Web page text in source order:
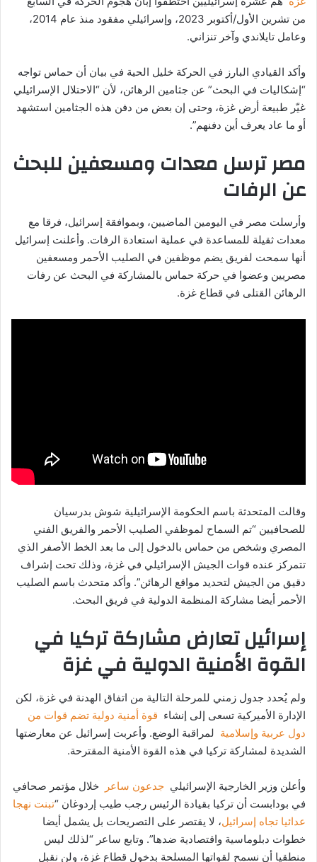
من تشرين الأول/أكتوبر 2023، وإسرائيلي مفقود منذ عام 2014،
وعامل تايلاندي وآخر تنزاني.
وأكد القيادي البارز في الحركة خليل الحية في بيان أن حماس تواجه
“إشكاليات في البحث” عن جثامين الرهائن، لأن “الاحتلال الإسرائيلي
غيّر طبيعة أرض غزة، وحتى إن بعض من دفن هذه الجثامين استشهد
أو ما عاد يعرف أين دفنهم”.
مصر ترسل معدات ومسعفين للبحث
عن الرفات
وأرسلت مصر في اليومين الماضيين، وبموافقة إسرائيل، فرقا مع
معدات ثقيلة للمساعدة في عملية استعادة الرفات. وأعلنت إسرائيل
أنها سمحت لفريق يضم موظفين في الصليب الأحمر ومسعفين
مصريين وعضوا في حركة حماس بالمشاركة في البحث عن رفات
الرهائن القتلى في قطاع غزة.
وقالت المتحدثة باسم الحكومة الإسرائيلية شوش بدرسيان
للصحافيين “تم السماح لموظفي الصليب الأحمر والفريق الفني
المصري وشخص من حماس بالدخول إلى ما بعد الخط الأصفر الذي
تتمركز عنده قوات الجيش الإسرائيلي في غزة، وذلك تحت إشراف
دقيق من الجيش لتحديد مواقع الرهائن”. وأكد متحدث باسم الصليب
الأحمر أيضا مشاركة المنظمة الدولية في فريق البحث.
إسرائيل تعارض مشاركة تركيا في
القوة الأمنية الدولية في غزة
ولم يُحدد جدول زمني للمرحلة التالية من اتفاق الهدنة في غزة، لكن
الإدارة الأميركية تسعى إلى إنشاء قوة أمنية دولية تضم قوات من
دول عربية وإسلامية لمراقبة الوضع. وأعربت إسرائيل عن معارضتها
الشديدة لمشاركة تركيا في هذه القوة الأمنية المقترحة.
وأعلن وزير الخارجية الإسرائيلي جدعون ساعر
خلال مؤتمر صحافي
في بودابست أن تركيا بقيادة الرئيس رجب طيب إردوغان “تبنت نهجا
عدائيا تجاه إسرائيل، لا يقتصر على التصريحات بل يشمل أيضا
خطوات دبلوماسية واقتصادية ضدها”. وتابع ساعر “لذلك ليس
منطقيا أن نسمح لقواتها المسلحة بدخول قطاع غزة، ولن نقبل